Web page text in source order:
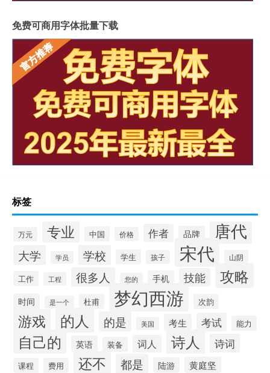
免费可商用字体批量下载
标签
万元 专业 中国 价格 作者 品牌 唐代
大学 学员 学校 学生 孩子 宋代 山阴
工作 工程 很多人 您的 手机 技能 攻略
时间 是一个 杜甫 梦幻西游 次韵
游戏 的人 的是 美国 考生 考试 能力
自己的 英语 装备 词人 诗人 诗词
课程 费用 还不 都是 陆游 黄庭坚